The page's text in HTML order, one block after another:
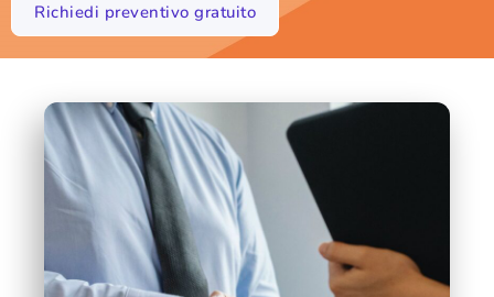
Richiedi preventivo gratuito